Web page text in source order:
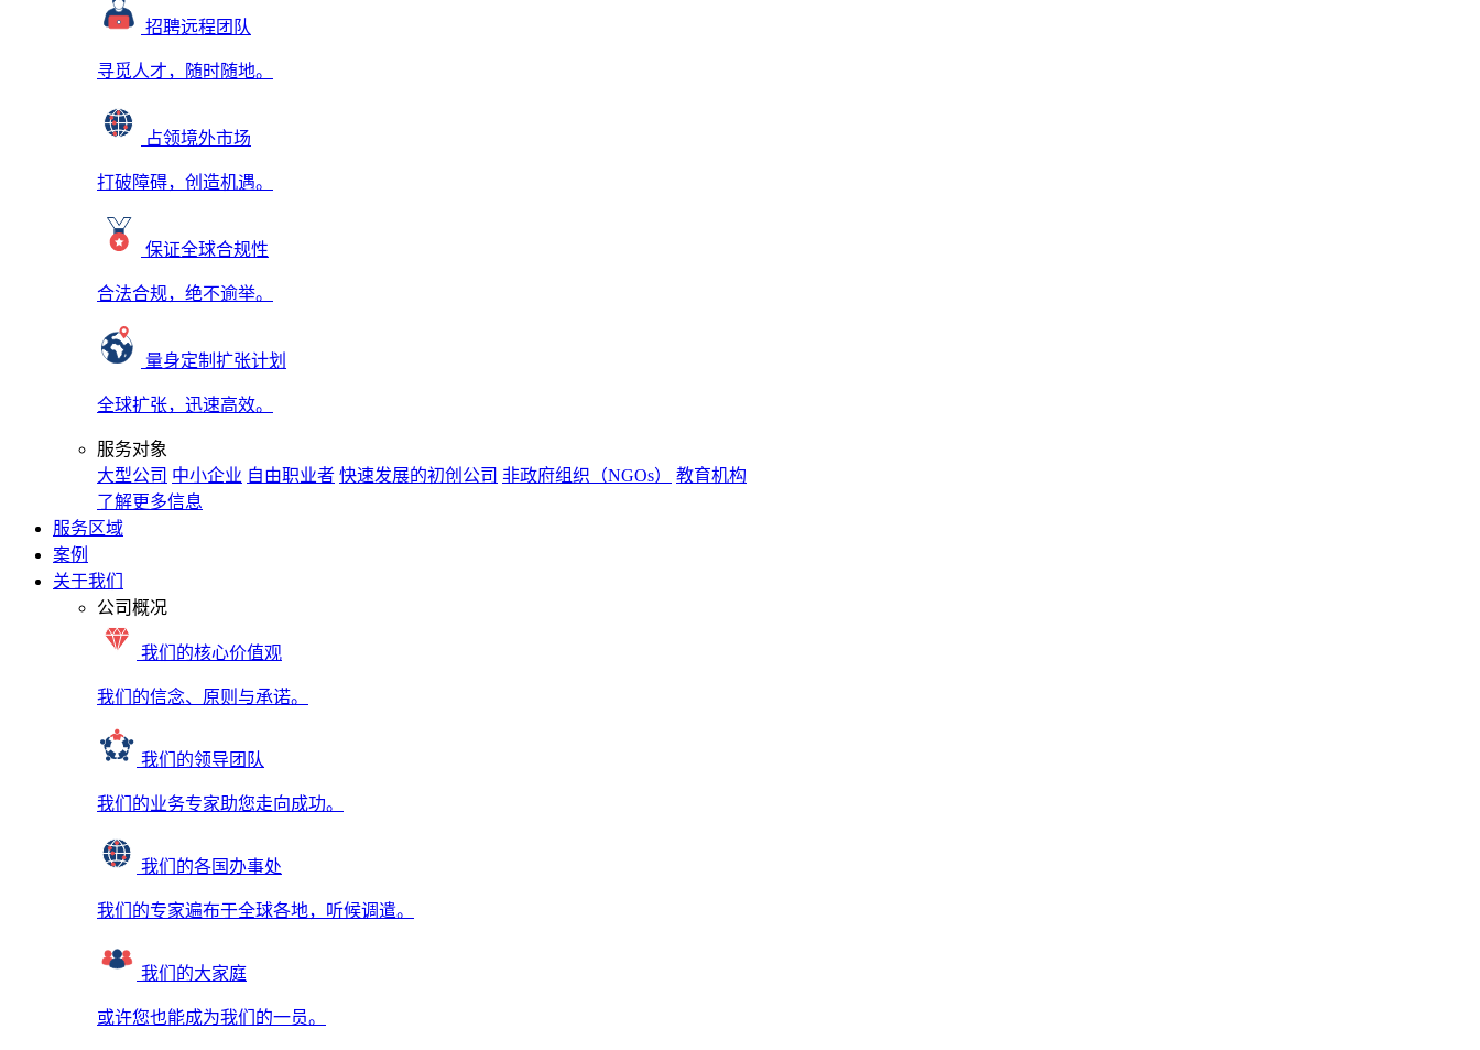
招聘远程团队
寻觅人才，随时随地。
占领境外市场
打破障碍，创造机遇。
保证全球合规性
合法合规，绝不逾举。
量身定制扩张计划
全球扩张，迅速高效。
服务对象
大型公司 中小企业 自由职业者 快速发展的初创公司 非政府组织（NGOs）
教育机构
了解更多信息
服务区域
案例
关于我们
公司概况
我们的核心价值观
我们的信念、原则与承诺。
我们的领导团队
我们的业务专家助您走向成功。
我们的各国办事处
我们的专家遍布于全球各地，听候调遣。
我们的大家庭
或许您也能成为我们的一员。